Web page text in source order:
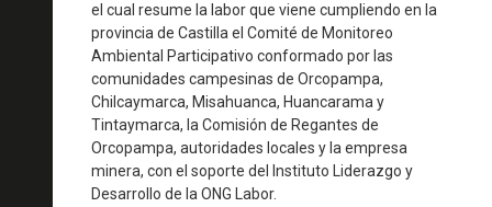
el cual resume la labor que viene cumpliendo en la
provincia de Castilla el Comité de Monitoreo
Ambiental Participativo conformado por las
comunidades campesinas de Orcopampa,
Chilcaymarca, Misahuanca, Huancarama y
Tintaymarca, la Comisión de Regantes de
Orcopampa, autoridades locales y la empresa
minera, con el soporte del Instituto Liderazgo y
Desarrollo de la ONG Labor.